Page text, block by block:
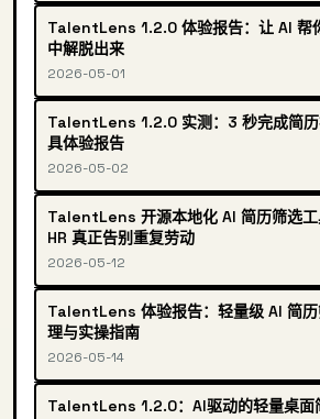
TalentLens 1.2.0 体验报告：让 AI 帮
中解脱出来
2026-05-01
TalentLens 1.2.0 实测：3 秒完成简历
具体验报告
2026-05-02
TalentLens 开源本地化 AI 简历筛选工
HR 真正告别重复劳动
2026-05-12
TalentLens 体验报告：轻量级 AI 简历
理与实操指南
2026-05-14
TalentLens 1.2.0：AI驱动的轻量桌面